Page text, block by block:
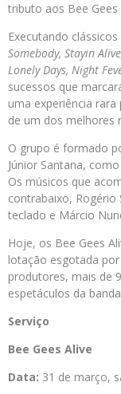
tributo aos Bee
Executando
Somebody, Stayin
Lonely Days, Night
sucessos que
uma experiência
de um dos melhores
O grupo é formado
Júnior Santana,
Os músicos que
contrabaixo, Rogério
teclado e Márcio
Hoje, os Bee Gees
lotação esgotada
produtores, mais de
espetáculos da
Serviço
Bee Gees Alive
Data: 31 de março,